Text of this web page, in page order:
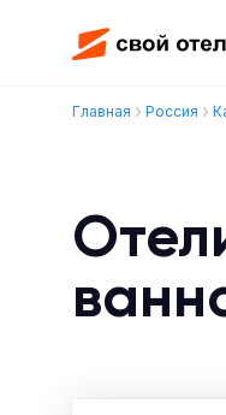
Главная Россия